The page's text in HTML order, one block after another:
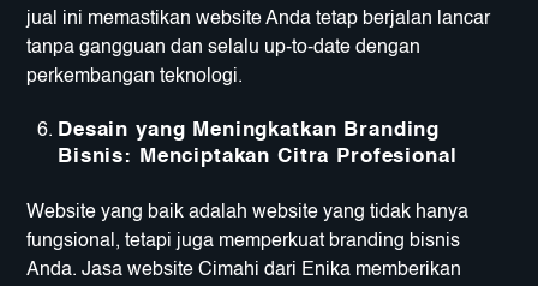
jual ini memastikan website Anda tetap berjalan lancar
tanpa gangguan dan selalu up-to-date dengan
perkembangan teknologi.
Desain yang Meningkatkan Branding
Bisnis: Menciptakan Citra Profesional
Website yang baik adalah website yang tidak hanya
fungsional, tetapi juga memperkuat branding bisnis
Anda. Jasa website Cimahi dari Enika memberikan